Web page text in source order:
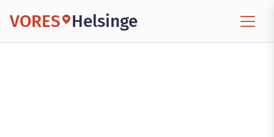
VORES Helsinge